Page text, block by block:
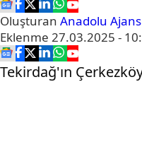
Oluşturan Anadolu
Eklenme 27.03.2025 -
Tekirdağ'ın